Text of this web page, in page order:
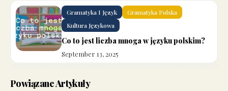
Gramatyka I Język
Gramatyka Polska
Kultura Językowa
Co to jest liczba mnoga w języku polskim?
September 13, 2025
Powiązane Artykuły